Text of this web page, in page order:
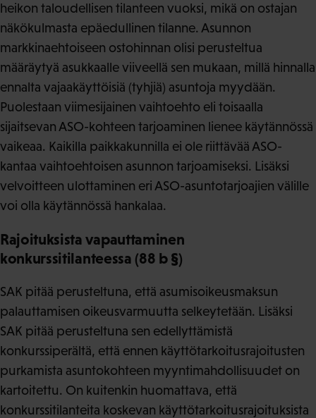
heikon taloudellisen tilanteen vuoksi, mikä on ostajan
näkökulmasta epäedullinen tilanne. Asunnon
markkinaehtoiseen ostohinnan olisi perusteltua
määräytyä asukkaalle viiveellä sen mukaan, millä hinnalla
ennalta vajaakäyttöisiä (tyhjiä) asuntoja myydään.
Puolestaan viimesijainen vaihtoehto eli toisaalla
sijaitsevan ASO-kohteen tarjoaminen lienee käytännössä
vaikeaa. Kaikilla paikkakunnilla ei ole riittävää ASO-
kantaa vaihtoehtoisen asunnon tarjoamiseksi. Lisäksi
velvoitteen ulottaminen eri ASO-asuntotarjoajien välille
voi olla käytännössä hankalaa.
Rajoituksista vapauttaminen
konkurssitilanteessa (88 b §)
SAK pitää perusteltuna, että asumisoikeusmaksun
palauttamisen oikeusvarmuutta selkeytetään. Lisäksi
SAK pitää perusteltuna sen edellyttämistä
konkurssiperältä, että ennen käyttötarkoitusrajoitusten
purkamista asuntokohteen myyntimahdollisuudet on
kartoitettu. On kuitenkin huomattava, että
konkurssitilanteita koskevan käyttötarkoitusrajoituksista